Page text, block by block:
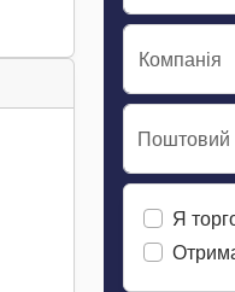
Компанія
Поштовий
Я